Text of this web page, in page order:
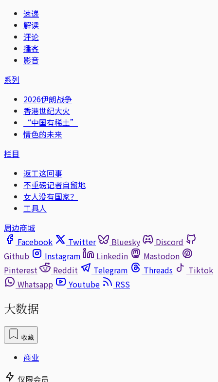
速递
解读
评论
播客
影音
系列
2026伊朗战争
香港世纪大火
“中国有稀土”
情色的未来
栏目
返工这回事
不重磅记者自留地
女人没有国家？
工具人
周边商城
Facebook
Twitter Bluesky
Discord
Github
Instagram Linkedin
Mastodon
Pinterest
Reddit Telegram Threads
Tiktok
Whatsapp
Youtube RSS
大数据
收藏
商业
仅限会员